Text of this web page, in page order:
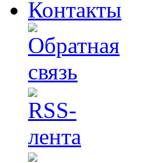
Контакты